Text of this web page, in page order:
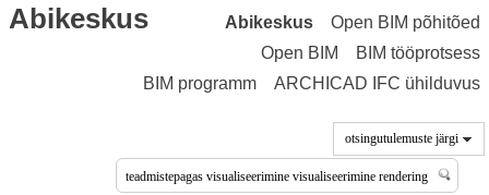
Abikeskus Abikeskus
Open BIM põhitõed
Open BIM
BIM tööprotsess
BIM programm
ARCHICAD IFC ühilduvus
otsingutulemuste järgi